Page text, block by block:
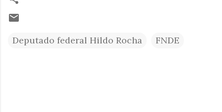
Deputado federal Hildo Rocha FNDE